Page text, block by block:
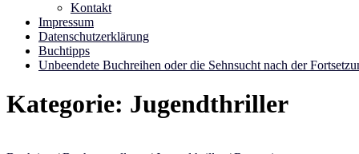
Kontakt
Impressum
Datenschutzerklärung
Buchtipps
Unbeendete Buchreihen oder die Sehnsucht nach der
Kategorie: Jugendthriller